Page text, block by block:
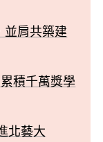
並肩共築建
積千萬獎學
北藝大